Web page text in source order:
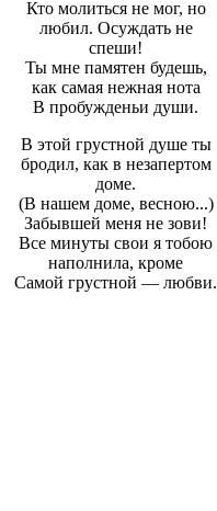
Кто молиться не мог, но
любил. Осуждать не
спеши!
Ты мне памятен будешь,
как самая нежная нота
В пробужденьи души.
В этой грустной душе ты
бродил, как в незапертом
доме.
(В нашем доме, весною...)
Забывшей меня не зови!
Все минуты свои я тобою
наполнила, кроме
Самой грустной — любви.